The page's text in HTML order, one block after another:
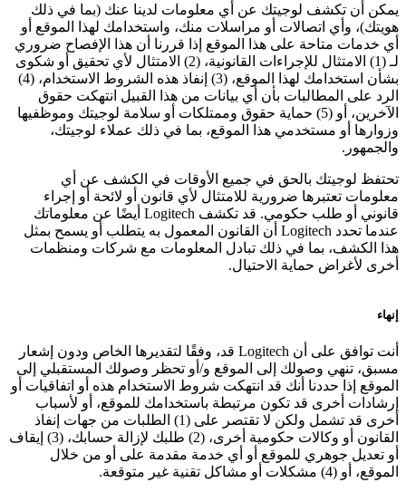
يمكن أن تكشف لوجيتك عن أي معلومات لدينا عنك (بما في ذلك
هويتك)، وأي اتصالات أو مراسلات منك، واستخدامك لهذا الموقع أو
أي خدمات متاحة على هذا الموقع إذا قررنا أن هذا الإفصاح ضروري
لـ (1) الامتثال للإجراءات القانونية، (2) الامتثال لأي تحقيق أو شكوى
بشأن استخدامك لهذا الموقع، (3) إنفاذ هذه الشروط الاستخدام، (4)
الرد على المطالبات بأن أي بيانات من هذا القبيل انتهكت حقوق
الآخرين، أو (5) حماية حقوق وممتلكات أو سلامة لوجيتك وموظفيها
وزوارها أو مستخدمي هذا الموقع، بما في ذلك عملاء لوجيتك،
والجمهور.
تحتفظ لوجيتك بالحق في جميع الأوقات في الكشف عن أي
معلومات تعتبرها ضرورية للامتثال لأي قانون أو لائحة أو إجراء
قانوني أو طلب حكومي. قد تكشف Logitech أيضًا عن معلوماتك
عندما تحدد Logitech أن القانون المعمول به يتطلب أو يسمح بمثل
هذا الكشف، بما في ذلك تبادل المعلومات مع شركات ومنظمات
أخرى لأغراض حماية الاحتيال.
إنهاء
أنت توافق على أن Logitech قد، وفقًا لتقديرها الخاص ودون إشعار
مسبق، تنهي وصولك إلى الموقع و/أو تحظر وصولك المستقبلي إلى
الموقع إذا حددنا أنك قد انتهكت شروط الاستخدام هذه أو اتفاقيات أو
إرشادات أخرى قد تكون مرتبطة باستخدامك للموقع، أو لأسباب
أخرى قد تشمل ولكن لا تقتصر على (1) الطلبات من جهات إنفاذ
القانون أو وكالات حكومية أخرى، (2) طلبك لإزالة حسابك، (3) إيقاف
أو تعديل جوهري للموقع أو أي خدمة مقدمة على أو من خلال
الموقع، أو (4) مشكلات أو مشاكل تقنية غير متوقعة.